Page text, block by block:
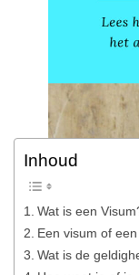
Inhoud
Wat is een
Een visum of
Wat is de